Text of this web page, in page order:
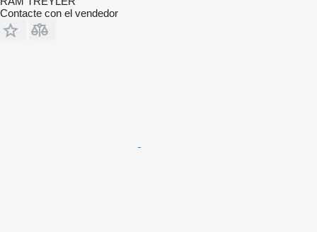
Contacte con el vendedor